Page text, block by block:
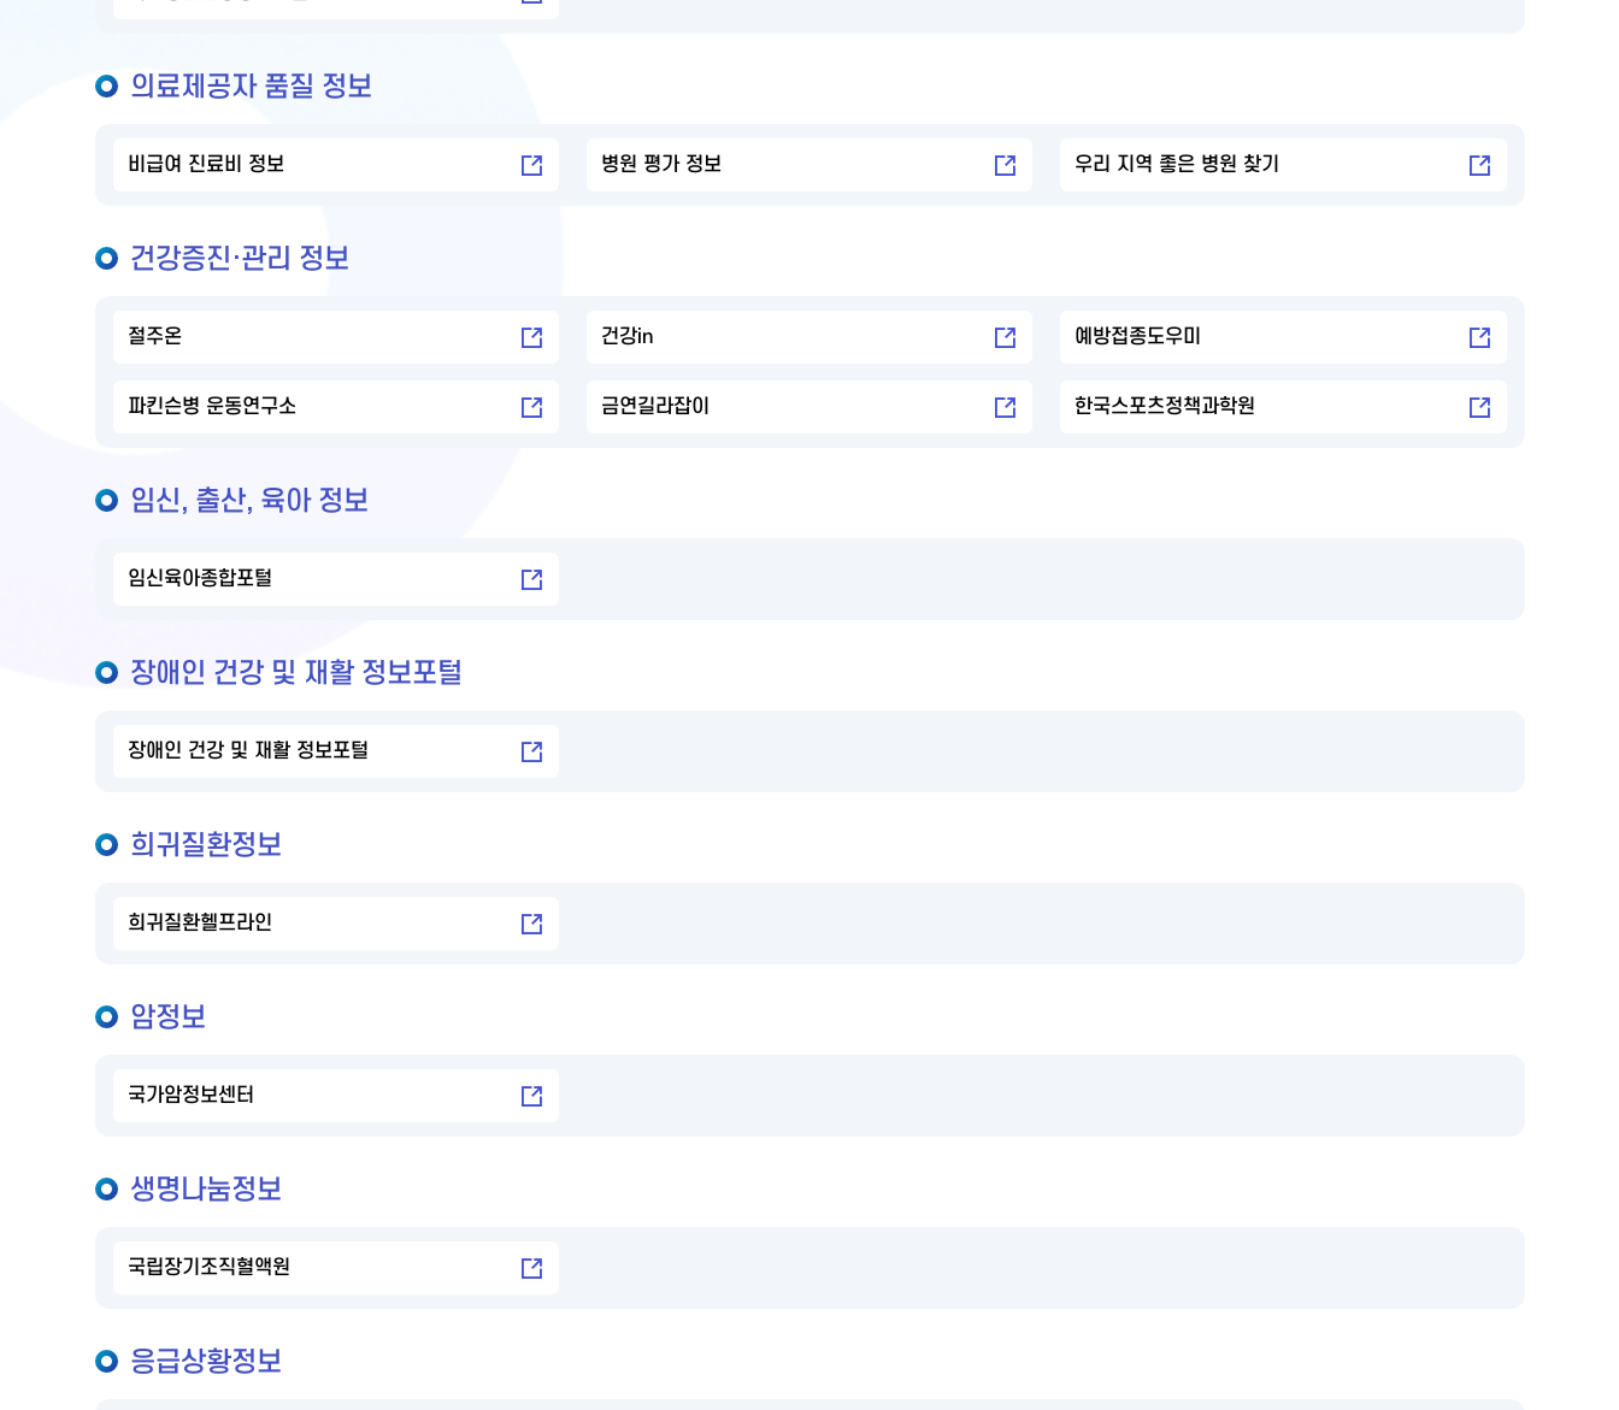
의료제공자 품질 정보
비급여 진료비 정보 병원 평가 정보 우리 지역 좋은 병원 찾기
건강증진·관리 정보
절주온 건강in 예방접종도우미
파킨슨병 운동연구소 금연길라잡이 한국스포츠정책과학원
임신, 출산, 육아 정보
임신육아종합포털
장애인 건강 및 재활 정보포털
장애인 건강 및 재활 정보포털
희귀질환정보
희귀질환헬프라인
암정보
국가암정보센터
생명나눔정보
국립장기조직혈액원
응급상황정보